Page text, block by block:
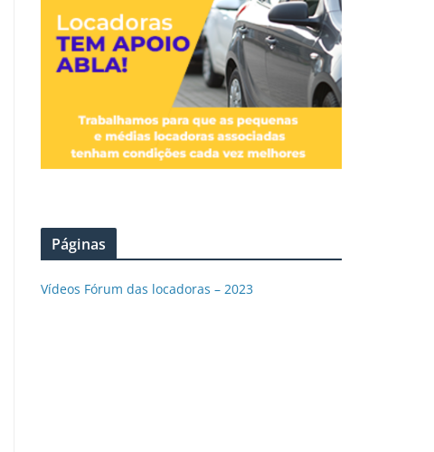
Páginas
Vídeos Fórum das locadoras – 2023